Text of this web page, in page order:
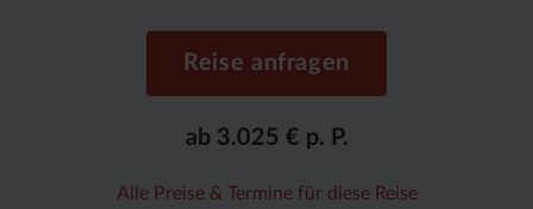
Reise anfragen
ab 3.025 € p. P.
Alle Preise & Termine für diese Reise